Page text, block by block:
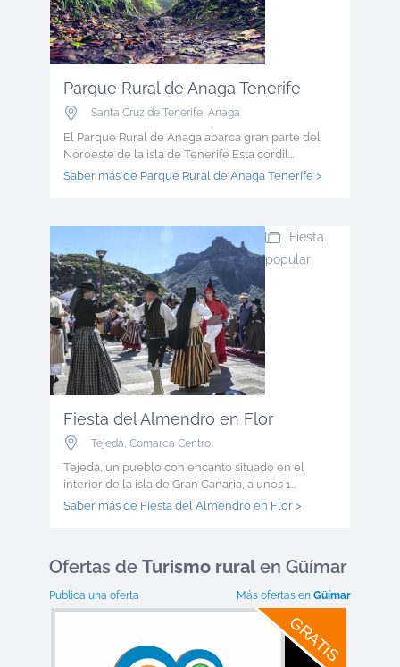
Parque Rural de Anaga Tenerife
Santa Cruz de Tenerife, Anaga
El Parque Rural de Anaga abarca gran parte del
Noroeste de la isla de Tenerife Esta cordil...
Saber más de Parque Rural de Anaga Tenerife >
Fiesta del Almendro en Flor
Tejeda, Comarca Centro
Tejeda, un pueblo con encanto situado en el
interior de la isla de Gran Canaria, a unos 1...
Fiesta
popular
Saber más de Fiesta del Almendro en Flor >
Ofertas de Turismo ruralen Güímar
Publica una oferta Más ofertas en Güímar
GRATIS